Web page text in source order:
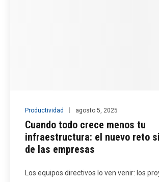
Productividad agosto 5, 2025
Cuando todo crece menos tu
infraestructura: el nuevo reto
de las empresas
Los equipos directivos lo ven venir: los